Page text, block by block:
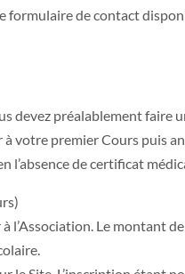
formulaire de contact
devez préalablement faire
à votre premier Cours puis
l’absence de certificat
l’Association. Le montant de